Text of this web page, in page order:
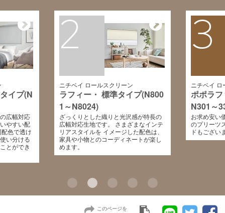
イプ(N
広幅対応
やすい配
色で透け
い分ける
とができ
2
ニチベイ ロールスクリーン
ラフィー・ 標準タイプ(N800
1～N8024)
ざっくりとした織りと光沢感が特長の
広幅対応生地です。 さまざまなインテ
リアスタイルを イメージした配色は、
家具や小物とのコーディネートが楽し
めます。
3
ニチベイ
ポポラ
N301～
お求め安い
のプリーツ
ドもござい
このページを